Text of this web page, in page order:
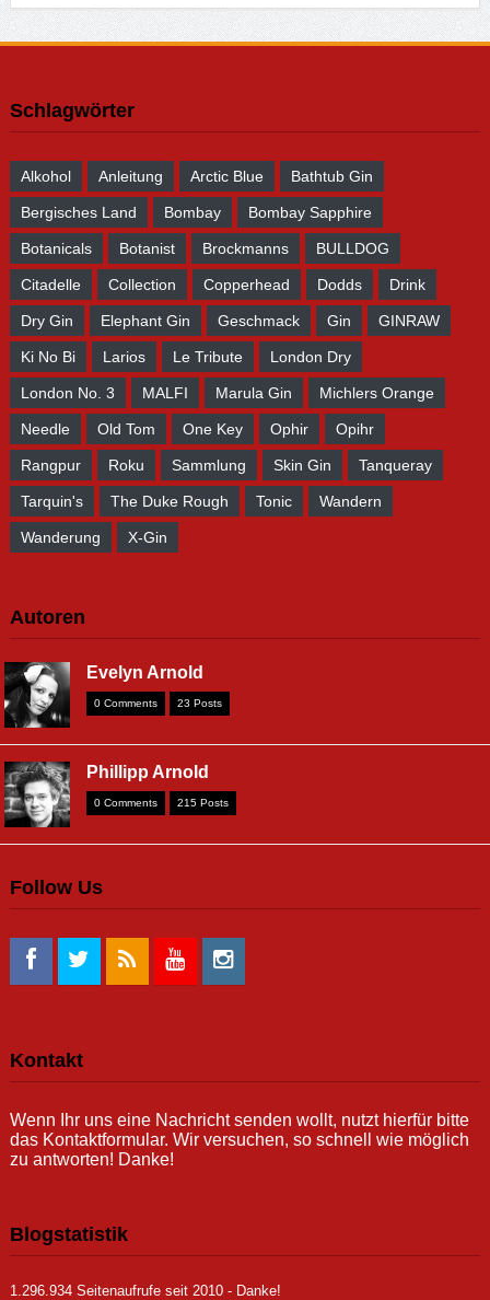
Schlagwörter
Alkohol Anleitung Arctic Blue Bathtub Gin
Bergisches Land Bombay Bombay Sapphire
Botanicals Botanist Brockmanns BULLDOG
Citadelle Collection Copperhead Dodds Drink
Dry Gin Elephant Gin Geschmack Gin GINRAW
Ki No Bi Larios Le Tribute London Dry
London No. 3 MALFI Marula Gin Michlers Orange
Needle Old Tom One Key Ophir Opihr
Rangpur Roku Sammlung Skin Gin Tanqueray
Tarquin's The Duke Rough Tonic Wandern
Wanderung X-Gin
Autoren
Evelyn Arnold
0 Comments 23 Posts
Phillipp Arnold
0 Comments 215 Posts
Follow Us
Kontakt
Wenn Ihr uns eine Nachricht senden wollt, nutzt hierfür bitte
das Kontaktformular. Wir versuchen, so schnell wie möglich
zu antworten! Danke!
Blogstatistik
1.296.934 Seitenaufrufe seit 2010 - Danke!